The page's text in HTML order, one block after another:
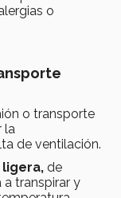
o
o transporte
la
de ventilación.
ligera, de
transpirar y